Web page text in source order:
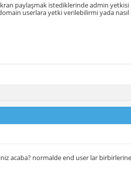
paylaşmak istediklerinde admin
userlara yetki verilebilirmi yada
acaba? normalde end user lar